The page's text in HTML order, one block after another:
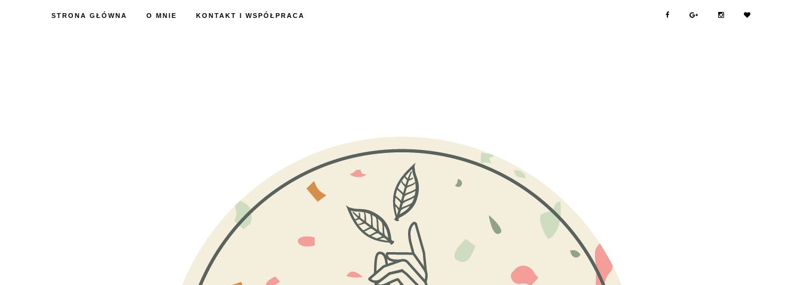
STRONA GŁÓWNA O MNIE KONTAKT I WSPÓŁPRACA